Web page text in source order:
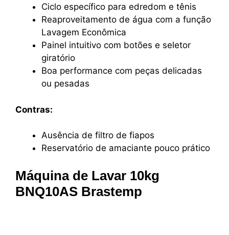
Ciclo específico para edredom e tênis
Reaproveitamento de água com a função
Lavagem Econômica
Painel intuitivo com botões e seletor
giratório
Boa performance com peças delicadas
ou pesadas
Contras:
Ausência de filtro de fiapos
Reservatório de amaciante pouco prático
Máquina de Lavar 10kg
BNQ10AS Brastemp